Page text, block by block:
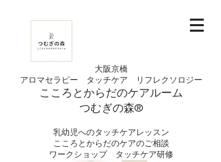
大阪京橋
アロマセラピー タッチケア
リフレクソロジー
こころとからだのケアルーム
つむぎの​森®︎
​乳幼児へのタッチケアレッスン
こころとからだのケアのご相談
​ワークショップ タッチケア研修